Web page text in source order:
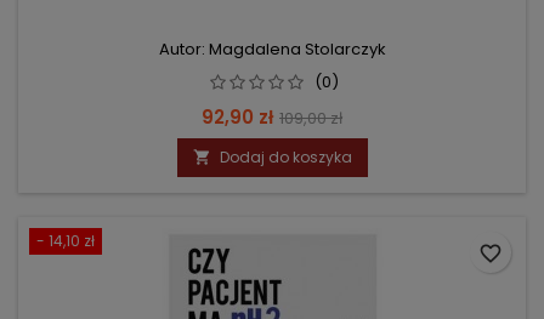
Autor: Magdalena Stolarczyk
(0)
Cena
92,90 zł Cena
podstawowa
109,00 zł
 Dodaj do koszyka
- 14,10 zł
favorite_border